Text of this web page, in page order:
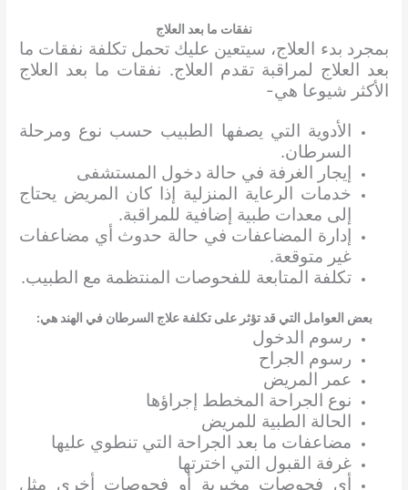
نفقات ما بعد العلاج
بمجرد بدء العلاج، سيتعين عليك تحمل تكلفة نفقات ما
بعد العلاج لمراقبة تقدم العلاج. نفقات ما بعد العلاج
الأكثر شيوعا هي-
الأدوية التي يصفها الطبيب حسب نوع ومرحلة
السرطان.
إيجار الغرفة في حالة دخول المستشفى
خدمات الرعاية المنزلية إذا كان المريض يحتاج
إلى معدات طبية إضافية للمراقبة.
إدارة المضاعفات في حالة حدوث أي مضاعفات
غير متوقعة.
تكلفة المتابعة للفحوصات المنتظمة مع الطبيب.
بعض العوامل التي قد تؤثر على تكلفة علاج السرطان في الهند هي:
رسوم الدخول
رسوم الجراح
عمر المريض
نوع الجراحة المخطط إجراؤها
الحالة الطبية للمريض
مضاعفات ما بعد الجراحة التي تنطوي عليها
غرفة القبول التي اخترتها
أي فحوصات مخبرية أو فحوصات أخرى مثل